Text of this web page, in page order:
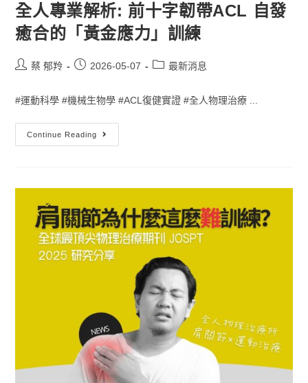
全人專業解析: 前十字韌帶ACL 自發
癒合的「黃金應力」訓練
蔡 郁羚 2026-05-07 最新消息
#運動科學 #機械生物學 #ACL復健實證 #全人物理治療 ...
Continue Reading